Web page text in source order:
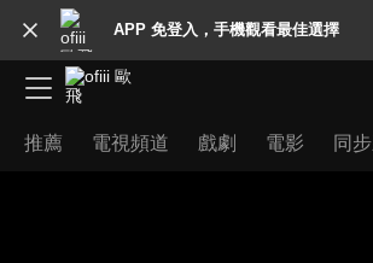
APP 免登入，手機觀看最佳選擇
推薦 電視頻道 戲劇 電影 同